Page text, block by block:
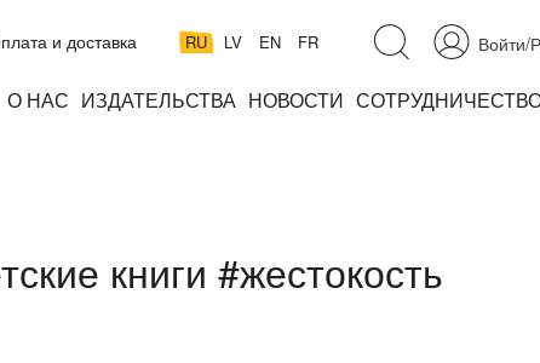
Войти/
RU LV EN FR
и доставка
О НАС ИЗДАТЕЛЬСТВА НОВОСТИ
книги #жестокость